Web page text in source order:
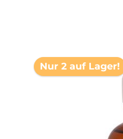
Nur 2 auf Lager!